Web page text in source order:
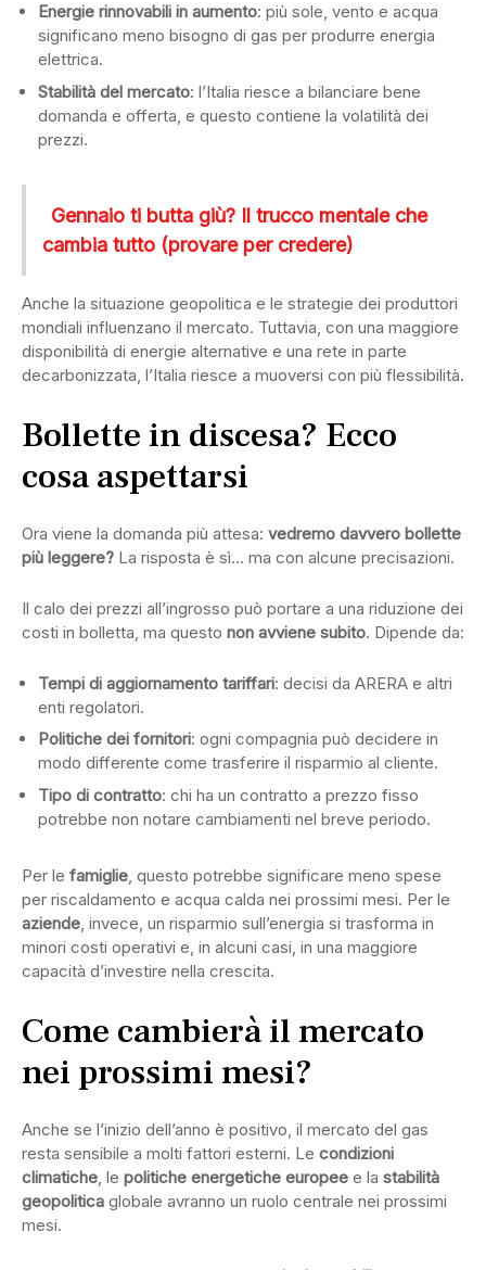
Energie rinnovabili in aumento: più sole, vento e acqua
significano meno bisogno di gas per produrre energia
elettrica.
Stabilità del mercato: l’Italia riesce a bilanciare bene
domanda e offerta, e questo contiene la volatilità dei
prezzi.
Gennaio ti butta giù? Il trucco mentale che
cambia tutto (provare per credere)
Anche la situazione geopolitica e le strategie dei produttori
mondiali influenzano il mercato. Tuttavia, con una maggiore
disponibilità di energie alternative e una rete in parte
decarbonizzata, l’Italia riesce a muoversi con più flessibilità.
Bollette in discesa? Ecco
cosa aspettarsi
Ora viene la domanda più attesa: vedremo davvero bollette
più leggere? La risposta è sì… ma con alcune precisazioni.
Il calo dei prezzi all’ingrosso può portare a una riduzione dei
costi in bolletta, ma questo non avviene subito. Dipende da:
Tempi di aggiornamento tariffari: decisi da ARERA e altri
enti regolatori.
Politiche dei fornitori: ogni compagnia può decidere in
modo differente come trasferire il risparmio al cliente.
Tipo di contratto: chi ha un contratto a prezzo fisso
potrebbe non notare cambiamenti nel breve periodo.
Per le famiglie , questo potrebbe significare meno spese
per riscaldamento e acqua calda nei prossimi mesi. Per le
aziende , invece, un risparmio sull’energia si trasforma in
minori costi operativi e, in alcuni casi, in una maggiore
capacità d’investire nella crescita.
Come cambierà il mercato
nei prossimi mesi?
Anche se l’inizio dell’anno è positivo, il mercato del gas
resta sensibile a molti fattori esterni. Le condizioni
climatiche , le politiche energetiche europee e la stabilità
geopolitica globale avranno un ruolo centrale nei prossimi
mesi.